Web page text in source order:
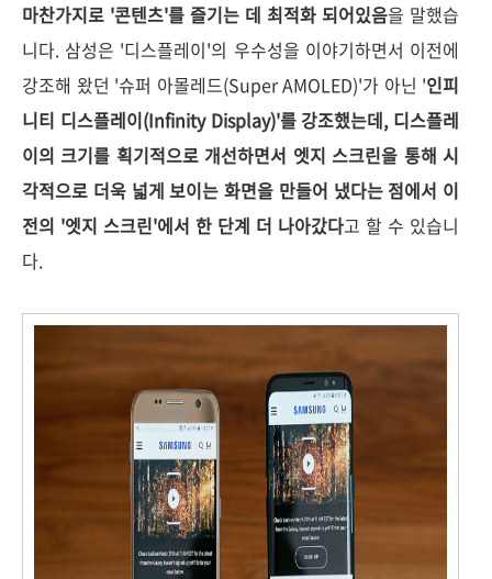
마찬가지로 '콘텐츠'를 즐기는 데 최적화 되어있음을 말했습
니다. 삼성은 '디스플레이'의 우수성을 이야기하면서 이전에
강조해 왔던 '슈퍼 아몰레드(Super AMOLED)'가 아닌 '인피
니티 디스플레이(Infinity Display)'를 강조했는데, 디스플레
이의 크기를 획기적으로 개선하면서 엣지 스크린을 통해 시
각적으로 더욱 넓게 보이는 화면을 만들어 냈다는 점에서 이
전의 '엣지 스크린'에서 한 단계 더 나아갔다고 할 수 있습니
다.